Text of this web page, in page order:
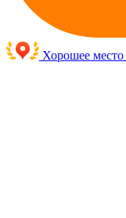
Хорошее место